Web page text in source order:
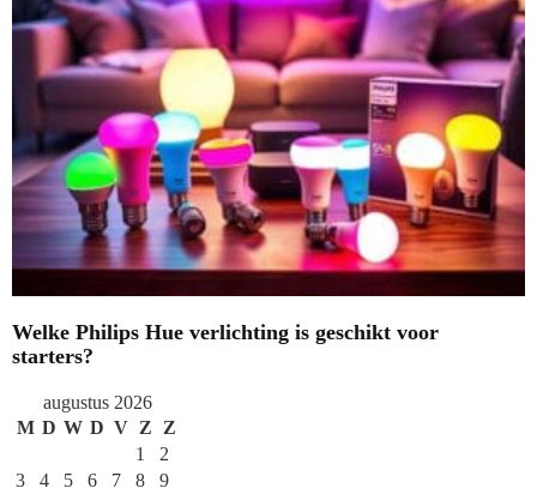
Welke Philips Hue verlichting is geschikt voor
starters?
augustus 2026
M D W D V Z
Z
1
2
3
4 5 6 7 8
9